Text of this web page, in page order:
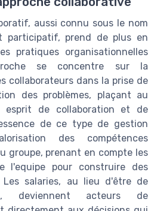
aussi connu sous le nom
participatif, prend de plus en
pratiques organisationnelles
se concentre sur la
collaborateurs dans la prise de
des problèmes, plaçant au
de collaboration et de
de ce type de gestion
des compétences
groupe, prenant en compte les
l'equipe pour construire des
Les salaries, au lieu d'être de
deviennent acteurs de